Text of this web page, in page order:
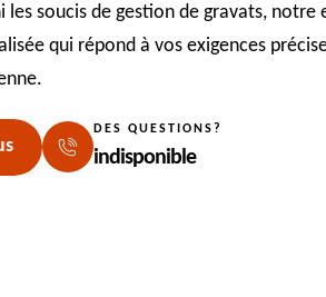
les soucis de gestion de gravats,
qui répond à vos exigences
DES QUESTIONS?
indisponible